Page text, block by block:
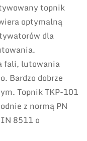
topnik
optymalną
dla
fali, lutowania
Bardzo dobrze
Topnik TKP-101
z normą PN
8511 o